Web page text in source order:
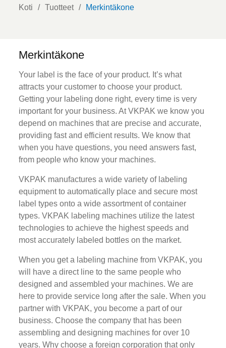
Koti Tuotteet Merkintäkone
Merkintäkone
Your label is the face of your product. It’s what
attracts your customer to choose your product.
Getting your labeling done right, every time is very
important for your business. At VKPAK we know you
depend on machines that are precise and accurate,
providing fast and efficient results. We know that
when you have questions, you need answers fast,
from people who know your machines.
VKPAK manufactures a wide variety of labeling
equipment to automatically place and secure most
label types onto a wide assortment of container
types. VKPAK labeling machines utilize the latest
technologies to achieve the highest speeds and
most accurately labeled bottles on the market.
When you get a labeling machine from VKPAK, you
will have a direct line to the same people who
designed and assembled your machines. We are
here to provide service long after the sale. When you
partner with VKPAK, you become a part of our
business. Choose the company that has been
assembling and designing machines for over 10
years. Why choose a foreign corporation that only